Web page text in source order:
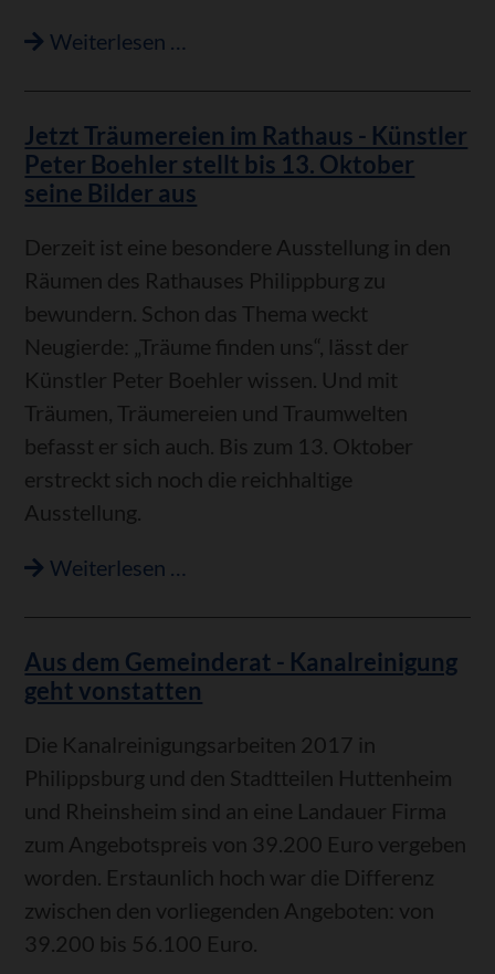
Weiterlesen …
Welt
steht
in
Huttenheim
Jetzt Träumereien im Rathaus - Künstler
Peter Boehler stellt bis 13. Oktober
seine Bilder aus
Derzeit ist eine besondere Ausstellung in den
Räumen des Rathauses Philippburg zu
bewundern. Schon das Thema weckt
Neugierde: „Träume finden uns“, lässt der
Künstler Peter Boehler wissen. Und mit
Träumen, Träumereien und Traumwelten
befasst er sich auch. Bis zum 13. Oktober
erstreckt sich noch die reichhaltige
Ausstellung.
Weiterlesen …
Rathaus
-
Künstler
Peter
Boehler
stellt
bis
13.
Oktober
Aus dem Gemeinderat - Kanalreinigung
geht vonstatten
Die Kanalreinigungsarbeiten 2017 in
Philippsburg und den Stadtteilen Huttenheim
und Rheinsheim sind an eine Landauer Firma
zum Angebotspreis von 39.200 Euro vergeben
worden. Erstaunlich hoch war die Differenz
zwischen den vorliegenden Angeboten: von
39.200 bis 56.100 Euro.